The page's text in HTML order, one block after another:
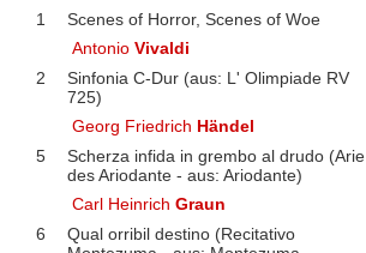
1
Scenes of Horror, Scenes of Woe
AntonioVivaldi
2
Sinfonia C-Dur (aus: L' Olimpiade RV
725)
Georg Friedrich Händel
5
Scherza infida in grembo al drudo (Arie
des Ariodante - aus: Ariodante)
Carl HeinrichGraun
6
Qual orribil destino (Recitativo